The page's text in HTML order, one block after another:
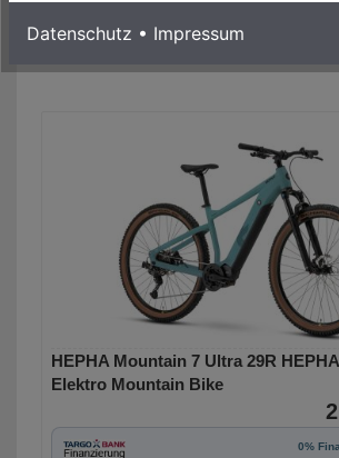
Mehr Informationen
HEPHA Mountain 7 Ultra 29R
Elektro Mountain Bike
0%
Datenschutz • Impressum